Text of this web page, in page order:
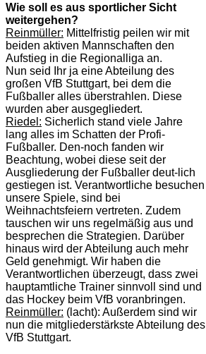
Wie soll es aus sportlicher Sicht
weitergehen?
Reinmüller: Mittelfristig peilen wir mit
beiden aktiven Mannschaften den
Aufstieg in die Regionalliga an.
Nun seid Ihr ja eine Abteilung des
großen VfB Stuttgart, bei dem die
Fußballer alles überstrahlen. Diese
wurden aber ausgegliedert.
Riedel: Sicherlich stand viele Jahre
lang alles im Schatten der Profi-
Fußballer. Den-noch fanden wir
Beachtung, wobei diese seit der
Ausgliederung der Fußballer deut-lich
gestiegen ist. Verantwortliche besuchen
unsere Spiele, sind bei
Weihnachtsfeiern vertreten. Zudem
tauschen wir uns regelmäßig aus und
besprechen die Strategien. Darüber
hinaus wird der Abteilung auch mehr
Geld genehmigt. Wir haben die
Verantwortlichen überzeugt, dass zwei
hauptamtliche Trainer sinnvoll sind und
das Hockey beim VfB voranbringen.
Reinmüller: (lacht): Außerdem sind wir
nun die mitgliederstärkste Abteilung des
VfB Stuttgart.